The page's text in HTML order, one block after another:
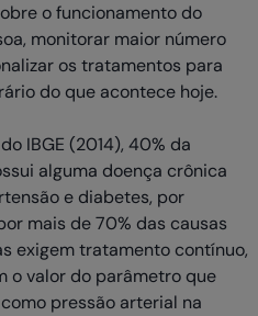
o funcionamento do
monitorar maior número
os tratamentos para
do que acontece hoje.
IBGE (2014), 40% da
alguma doença crônica
e diabetes, por
mais de 70% das causas
exigem tratamento contínuo,
o valor do parâmetro que
pressão arterial na